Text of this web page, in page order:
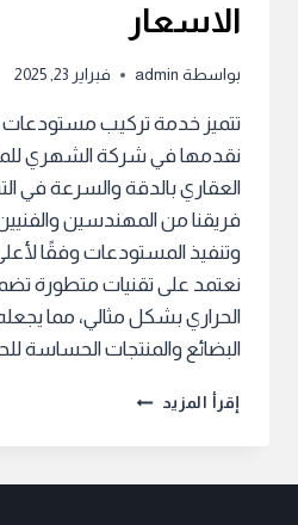
الاسعار
بواسطة admin فبراير 23, 2025
تتميز خدمة تركيب مستودعات
نقدمها في شركة الشهري
العقاري بالدقة والسرعة في
فريقنا من المهندسين
وتنفيذ المستودعات وفقًا
نعتمد على تقنيات متطورة
الحراري بشكل مثالي، مما
البضائع والمنتجات الحساسة
إقرأ المزيد تركيب